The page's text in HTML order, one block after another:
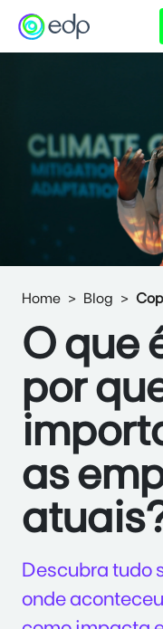
Home Blog
O que
por
as
Descubra tudo
onde